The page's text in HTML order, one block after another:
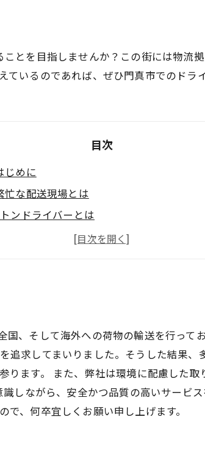
とを目指しませんか？この街には物流
ているのであれば、ぜひ門真市でのドラ
目次
じめに
忙な配送現場とは
ンドライバーとは
魅力的なポイント
、そして海外への荷物の輸送を行って
追求してまいりました。そうした結果
ります。 また、弊社は環境に配慮した
しながら、安全かつ品質の高いサービ
、何卒宜しくお願い申し上げます。